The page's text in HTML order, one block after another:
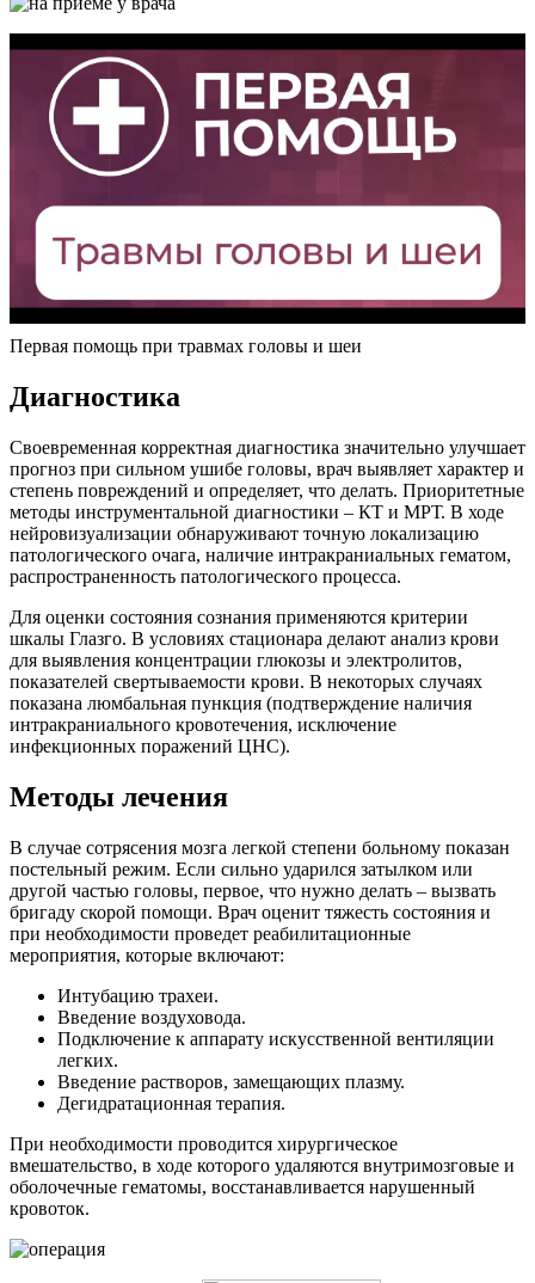
Первая помощь при травмах головы и шеи
Диагностика
Своевременная корректная диагностика значительно улучшает
прогноз при сильном ушибе головы, врач выявляет характер и
степень повреждений и определяет, что делать. Приоритетные
методы инструментальной диагностики – КТ и МРТ. В ходе
нейровизуализации обнаруживают точную локализацию
патологического очага, наличие интракраниальных гематом,
распространенность патологического процесса.
Для оценки состояния сознания применяются критерии
шкалы Глазго. В условиях стационара делают анализ крови
для выявления концентрации глюкозы и электролитов,
показателей свертываемости крови. В некоторых случаях
показана люмбальная пункция (подтверждение наличия
интракраниального кровотечения, исключение
инфекционных поражений ЦНС).
Методы лечения
В случае сотрясения мозга легкой степени больному показан
постельный режим. Если сильно ударился затылком или
другой частью головы, первое, что нужно делать – вызвать
бригаду скорой помощи. Врач оценит тяжесть состояния и
при необходимости проведет реабилитационные
мероприятия, которые включают:
Интубацию трахеи.
Введение воздуховода.
Подключение к аппарату искусственной вентиляции
легких.
Введение растворов, замещающих плазму.
Дегидратационная терапия.
При необходимости проводится хирургическое
вмешательство, в ходе которого удаляются внутримозговые и
оболочечные гематомы, восстанавливается нарушенный
кровоток.